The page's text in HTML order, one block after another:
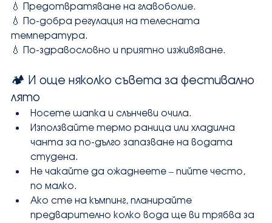
💧 Предотвратяване на главоболие.
💧 По-добра регулация на телесната
температура.
💧 По-здравословно и приятно изживяване.
🏕️ И още няколко съвета за фестивално
лято
Носете шапка и слънчеви очила.
Използвайте термо раница или хладилна
чанта за по-дълго запазване на водата
студена.
Не чакайте да ожаднеете – пийте често,
по малко.
Ако сте на къмпинг, планирайте
предварително колко вода ще ви трябва за